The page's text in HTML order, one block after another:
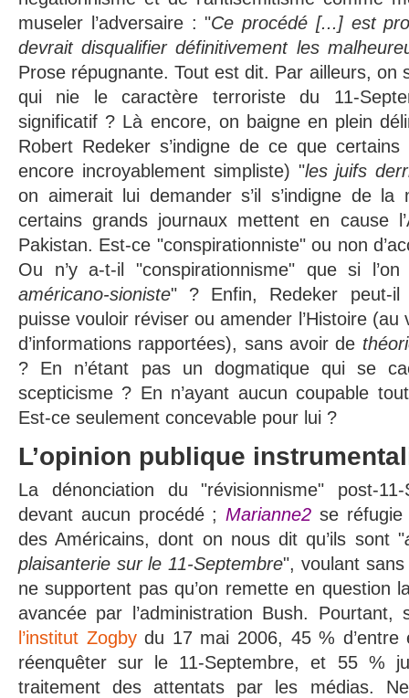
museler l’adversaire : "Ce procédé [...] est
devrait disqualifier définitivement les
Prose répugnante. Tout est dit. Par ailleurs, on
qui nie le caractère terroriste du 11-
significatif ? Là encore, on baigne en plein
Robert Redeker s’indigne de ce que
encore incroyablement simpliste) "les juifs
on aimerait lui demander s’il s’indigne de la
certains grands journaux mettent en cause
Pakistan. Est-ce "conspirationniste" ou non
Ou n’y a-t-il "conspirationnisme" que si
américano-sioniste"
? Enfin, Redeker peut-il
puisse vouloir réviser ou amender l’Histoire (au
d’informations rapportées), sans avoir de
? En n’étant pas un dogmatique qui se
scepticisme ? En n’ayant aucun coupable
Est-ce seulement concevable pour lui ?
L’opinion publique
La dénonciation du "révisionnisme" post-
devant aucun procédé ;Marianne2 se réfugie
des Américains, dont on nous dit qu’ils sont "
plaisanterie sur le 11-Septembre", voulant sans
ne supportent pas qu’on remette en question
avancée par l’administration Bush.
l’institut Zogbydu 17 mai 2006, 45 % d’entre
réenquêter sur le 11-Septembre, et 55 %
traitement des attentats par les médias.